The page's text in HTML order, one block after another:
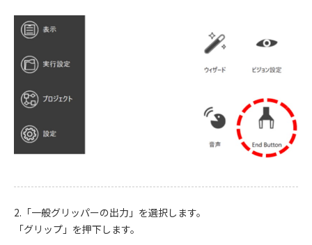
2.「一般グリッパーの出力」を選択します。
「グリップ」を押下します。